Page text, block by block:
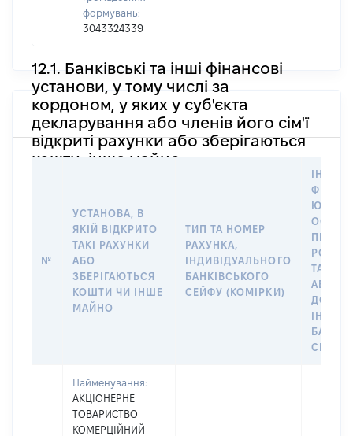
формувань:
3043324339
12.1. Банківські та інші фінансові
установи, у тому числі за
кордоном, у яких у суб'єкта
декларування або членів його сім'ї
відкриті рахунки або зберігаються
кошти, інше майно
№
УСТАНОВА, В
ЯКІЙ ВІДКРИТО
ТАКІ РАХУНКИ
АБО
ЗБЕРІГАЮТЬСЯ
КОШТИ ЧИ ІНШЕ
МАЙНО
ТИП ТА НОМЕР
РАХУНКА,
ІНДИВІДУАЛЬНОГО
БАНКІВСЬКОГО
СЕЙФУ (КОМІРКИ)
ПРАВО
ТАКИМ
АБО
ДО
СЕЙФУ
Найменування:
АКЦІОНЕРНЕ
ТОВАРИСТВО
КОМЕРЦІЙНИЙ